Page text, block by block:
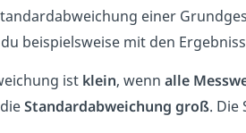
einer
beispielsweise mit den
ist klein, wenn alle
Standardabweichung groß. Die